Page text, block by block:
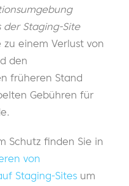
Staging-Site
zu einem Verlust von
den
früheren Stand
Gebühren für
Schutz finden Sie in
von
Staging-Sites um